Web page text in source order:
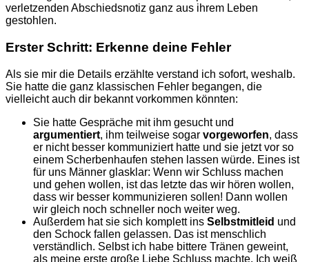
verletzenden Abschiedsnotiz ganz aus ihrem Leben
gestohlen.
Erster Schritt: Erkenne deine Fehler
Als sie mir die Details erzählte verstand ich sofort, weshalb.
Sie hatte die ganz klassischen Fehler begangen, die
vielleicht auch dir bekannt vorkommen könnten:
Sie hatte Gespräche mit ihm gesucht und
argumentiert, ihm teilweise sogar vorgeworfen, dass
er nicht besser kommuniziert hatte und sie jetzt vor so
einem Scherbenhaufen stehen lassen würde. Eines ist
für uns Männer glasklar: Wenn wir Schluss machen
und gehen wollen, ist das letzte das wir hören wollen,
dass wir besser kommunizieren sollen! Dann wollen
wir gleich noch schneller noch weiter weg.
Außerdem hat sie sich komplett ins Selbstmitleid und
den Schock fallen gelassen. Das ist menschlich
verständlich. Selbst ich habe bittere Tränen geweint,
als meine erste große Liebe Schluss machte. Ich weiß